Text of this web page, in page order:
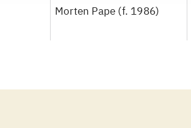
Morten Pape (f. 1986)